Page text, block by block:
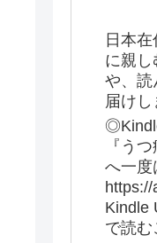
日本
に親し
や、読
届けし
『う
へ一度
Kindle
で読む